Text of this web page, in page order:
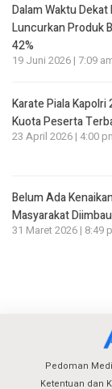
Dalam Waktu
Luncurkan Produk
42%
19 Juni 2026 | 7:09
Karate Piala
Kuota Peserta
23 April 2026 | 4:00
Belum Ada
Masyarakat
31 Maret 2026 | 8:49
Pedoman
Ketentuan dan